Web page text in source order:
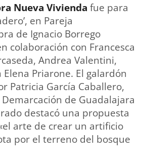
Nueva Vivienda fue para
en Pareja
de Ignacio Borrego
colaboración con Francesca
Andrea Valentini,
Elena Priarone. El galardón
Patricia García Caballero,
de Guadalajara
destacó una propuesta
arte de crear un artificio
por el terreno del bosque